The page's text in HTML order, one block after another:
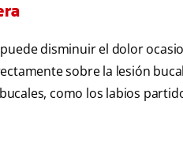
disminuir el dolor
sobre la lesión
como los labios